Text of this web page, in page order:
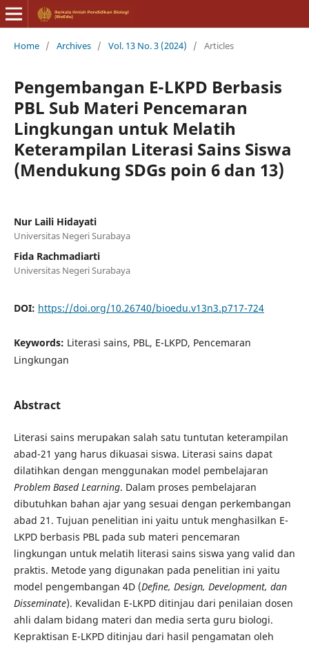
Home / Archives / Vol. 13 No. 3 (2024) / Articles
Pengembangan E-LKPD Berbasis
PBL Sub Materi Pencemaran
Lingkungan untuk Melatih
Keterampilan Literasi Sains Siswa
(Mendukung SDGs poin 6 dan 13)
Nur Laili Hidayati
Universitas Negeri Surabaya
Fida Rachmadiarti
Universitas Negeri Surabaya
DOI: https://doi.org/10.26740/bioedu.v13n3.p717-724
Keywords: Literasi sains, PBL, E-LKPD, Pencemaran
Lingkungan
Abstract
Literasi sains merupakan salah satu tuntutan keterampilan
abad-21 yang harus dikuasai siswa. Literasi sains dapat
dilatihkan dengan menggunakan model pembelajaran
Problem Based Learning. Dalam proses pembelajaran
dibutuhkan bahan ajar yang sesuai dengan perkembangan
abad 21. Tujuan penelitian ini yaitu untuk menghasilkan E-
LKPD berbasis PBL pada sub materi pencemaran
lingkungan untuk melatih literasi sains siswa yang valid dan
praktis. Metode yang digunakan pada penelitian ini yaitu
model pengembangan 4D (Define, Design, Development, dan
Disseminate). Kevalidan E-LKPD ditinjau dari penilaian dosen
ahli dalam bidang materi dan media serta guru biologi.
Kepraktisan E-LKPD ditinjau dari hasil pengamatan oleh